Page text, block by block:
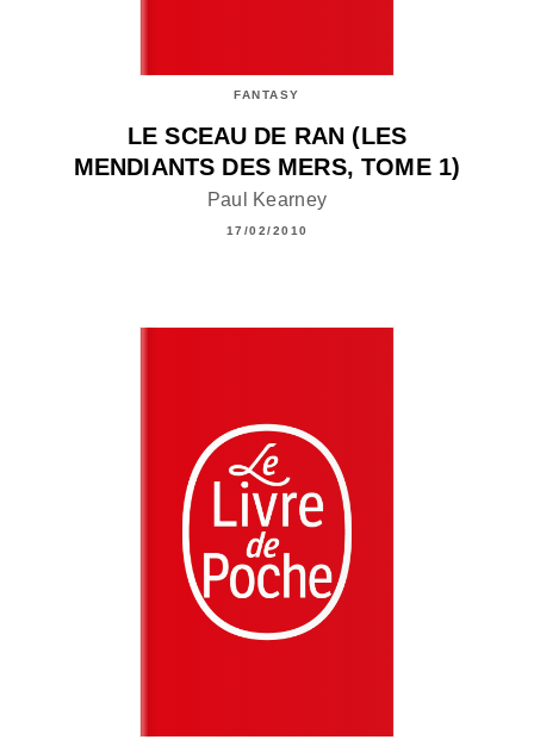
FANTASY
LE SCEAU DE RAN (LES
MENDIANTS DES MERS, TOME 1)
Paul Kearney
17/02/2010